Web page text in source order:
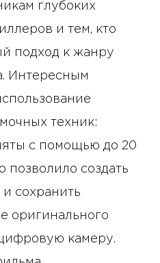
глубоких
и тем, кто
подход к жанру
Интересным
техник:
с помощью до 20
позволило создать
сохранить
оригинального
камеру.